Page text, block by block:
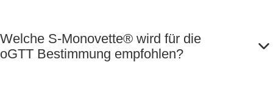
Welche S-Monovette® wird für die
oGTT Bestimmung empfohlen?